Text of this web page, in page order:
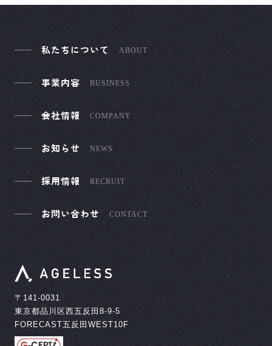
私たちについて ABOUT
事業内容 BUSINESS
会社情報 COMPANY
お知らせ NEWS
採用情報 RECRUIT
お問い合わせ CONTACT
〒141-0031
東京都品川区西五反田8-9-5
FORECAST五反田WEST10F